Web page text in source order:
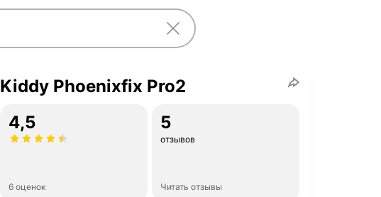
Kiddy Phoenixfix Pro2
4,5
6 оценок
5
отзывов
Читать отзывы